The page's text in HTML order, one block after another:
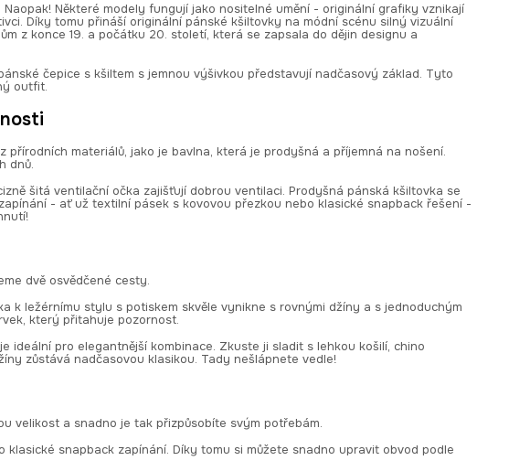
Některé modely fungují jako nositelné umění - originální grafiky vznikají
Díky tomu přináší originální pánské kšiltovky na módní scénu silný vizuální
z konce 19. a počátku 20. století, která se zapsala do dějin designu a
čepice s kšiltem s jemnou výšivkou představují nadčasový základ. Tyto
outfit.
materiálů, jako je bavlna, která je prodyšná a příjemná na nošení.
dnů.
šitá ventilační očka zajišťují dobrou ventilaci. Prodyšná pánská kšiltovka se
- ať už textilní pásek s kovovou přezkou nebo klasické snapback řešení -
dvě osvědčené cesty.
k ležérnímu stylu s potiskem skvěle vynikne s rovnými džíny a s jednoduchým
který přitahuje pozornost.
ideální pro elegantnější kombinace. Zkuste ji sladit s lehkou košilí, chino
zůstává nadčasovou klasikou. Tady nešlápnete vedle!
velikost a snadno je tak přizpůsobíte svým potřebám.
snapback zapínání. Díky tomu si můžete snadno upravit obvod podle